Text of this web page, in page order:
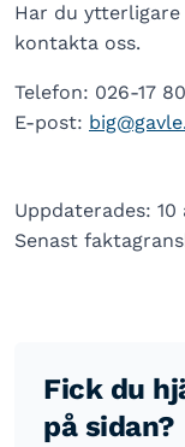
Har du
kontakta oss.
Telefon: 026-17
E-post:
Uppdaterades: 10
Senast
Fick du
på sidan?